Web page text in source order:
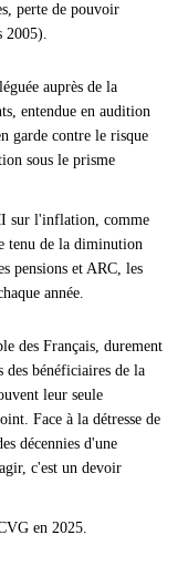
perte de pouvoir
2005).
auprès de la
entendue en audition
garde contre le risque
sous le prisme
sur l'inflation, comme
tenu de la diminution
pensions et ARC, les
année.
des Français, durement
bénéficiaires de la
leur seule
Face à la détresse de
décennies d'une
c'est un devoir
en 2025.